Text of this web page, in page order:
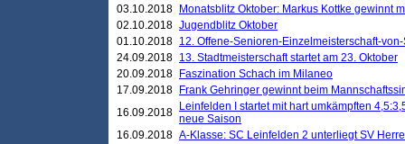
03.10.2018
Monatsblitz Oktober: Markus Kottke gewinnt
02.10.2018 Jugendblitz Oktober
01.10.2018 12. Offene-Senioren-Einzelmeisterschaft-
24.09.2018 13. Stadtmeisterschaft startet am 23. Oktober
20.09.2018
Faszination Schach im Milaneo
17.09.2018
Frank Gehringer gewinnt beim
16.09.2018
Leinfelden I startet mit hart umkämpften
neue Saison
16.09.2018 A-Klasse: SC Leinfelden 2 unterliegt SV